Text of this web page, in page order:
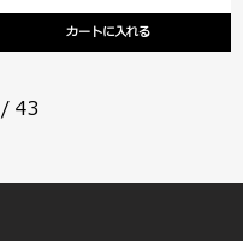
カートに入れる
/ 43